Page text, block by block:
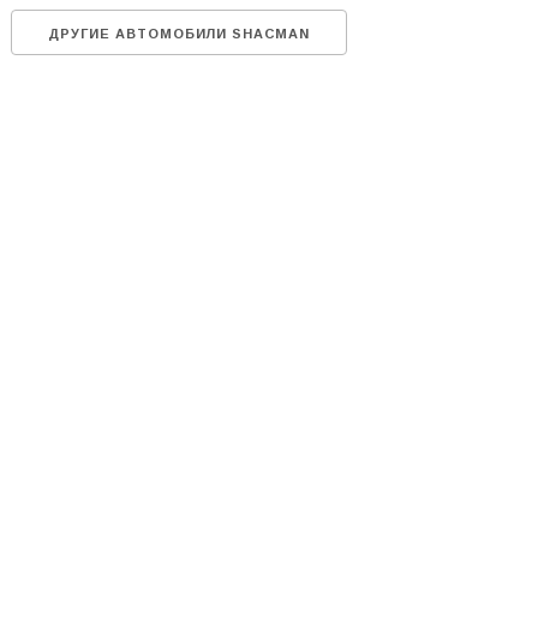
ДРУГИЕ АВТОМОБИЛИ SHACMAN